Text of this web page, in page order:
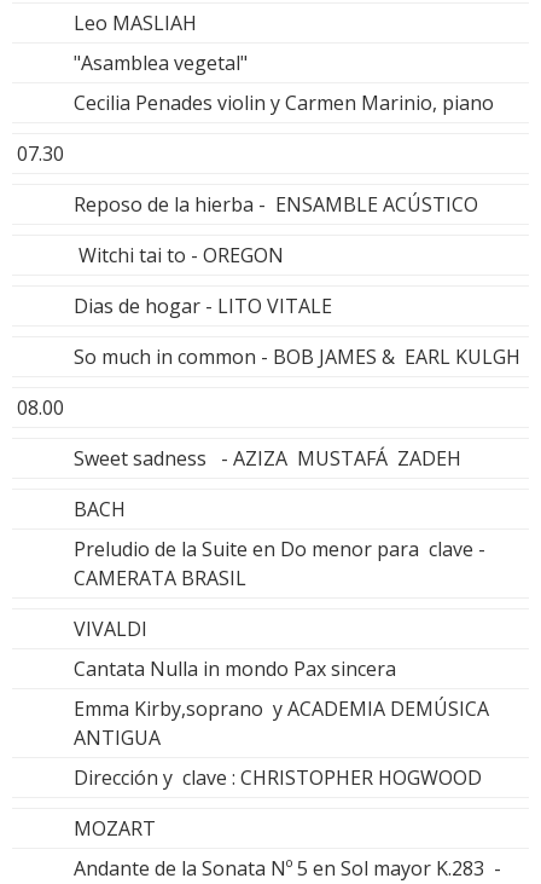
Leo MASLIAH
"Asamblea vegetal"
Cecilia Penades violin y Carmen Marinio, piano
07.30
Reposo de la hierba - ENSAMBLE ACÚSTICO
Witchi tai to - OREGON
Dias de hogar - LITO VITALE
So much in common - BOB JAMES & EARL KULGH
08.00
Sweet sadness - AZIZA MUSTAFÁ ZADEH
BACH
Preludio de la Suite en Do menor para clave -
CAMERATA BRASIL
VIVALDI
Cantata Nulla in mondo Pax sincera
Emma Kirby,soprano y ACADEMIA DEMÚSICA
ANTIGUA
Dirección y clave : CHRISTOPHER HOGWOOD
MOZART
Andante de la Sonata Nº 5 en Sol mayor K.283 -